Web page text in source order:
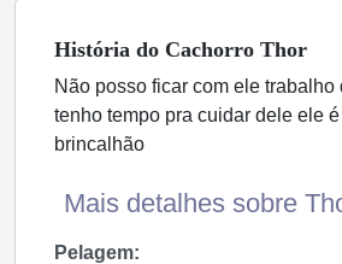
História do Cachorro Thor
Não posso ficar com ele trabalho
tenho tempo pra cuidar dele ele
brincalhão
Mais detalhes sobre
Pelagem: